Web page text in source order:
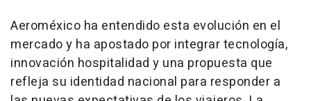
Aeroméxico ha entendido esta evolución en el
mercado y ha apostado por integrar tecnología,
innovación hospitalidad y una propuesta que
refleja su identidad nacional para responder a